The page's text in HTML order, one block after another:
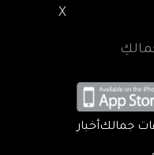
X
جمالكأخبار